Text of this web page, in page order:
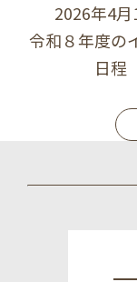
2026年4月
令和８年度の
日程